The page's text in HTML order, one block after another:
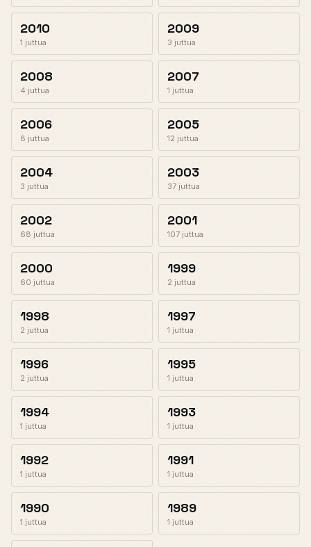
2010
1 juttua
2009
3 juttua
2008
4 juttua
2007
1 juttua
2006
8 juttua
2005
12 juttua
2004
3 juttua
2003
37 juttua
2002
68 juttua
2001
107 juttua
2000
60 juttua
1999
2 juttua
1998
2 juttua
1997
1 juttua
1996
2 juttua
1995
1 juttua
1994
1 juttua
1993
1 juttua
1992
1 juttua
1991
1 juttua
1990
1 juttua
1989
1 juttua